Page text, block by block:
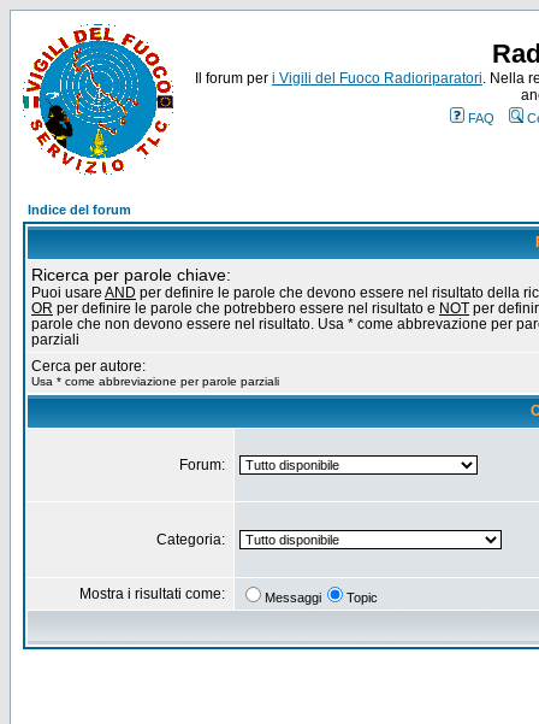
Il forum per i Vigili del Fuoco Radioriparatori. Nella
FAQ
Indice del forum
Ricerca per parole chiave:
Puoi usare AND per definire le parole che devono essere nel risultato della
OR per definire le parole che potrebbero essere nel risultato e NOT per
parole che non devono essere nel risultato. Usa * come abbrevazione per
parziali
Cerca per autore:
Usa * come abbreviazione per parole parziali
Forum:
Categoria:
Mostra i risultati come: Messaggi Topic